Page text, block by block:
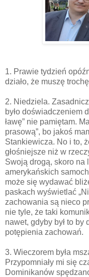
1. Prawie tydzień
działo, że muszę
2. Niedziela.
było doświadczeniem
ławę” nie pamiętam.
prasową”, bo jakoś
Stankiewicza. No i to,
głośniejsze niż w
Swoją drogą, skoro na
amerykańskich
może się wydawać
paskach wyświetlać
zachowania są nieco
nie tyle, że taki
nawet, gdyby był to by
potępienia zachowań.
3. Wieczorem była
Przypomniały mi się
Dominikanów